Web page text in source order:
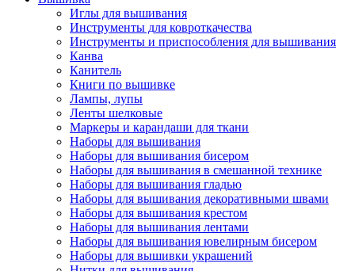
Иглы для вышивания
Инструменты для ковроткачества
Инструменты и приспособления для вышивания
Канва
Канитель
Книги по вышивке
Лампы, лупы
Ленты шелковые
Маркеры и карандаши для ткани
Наборы для вышивания
Наборы для вышивания бисером
Наборы для вышивания в смешанной технике
Наборы для вышивания гладью
Наборы для вышивания декоративными швами
Наборы для вышивания крестом
Наборы для вышивания лентами
Наборы для вышивания ювелирным бисером
Наборы для вышивки украшений